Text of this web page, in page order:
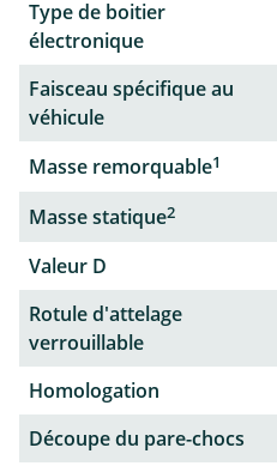
Type de boitier
électronique
Faisceau spécifique au
véhicule
Masse remorquable1
Masse statique2
Valeur D
Rotule d'attelage
verrouillable
Homologation
Découpe du pare-chocs